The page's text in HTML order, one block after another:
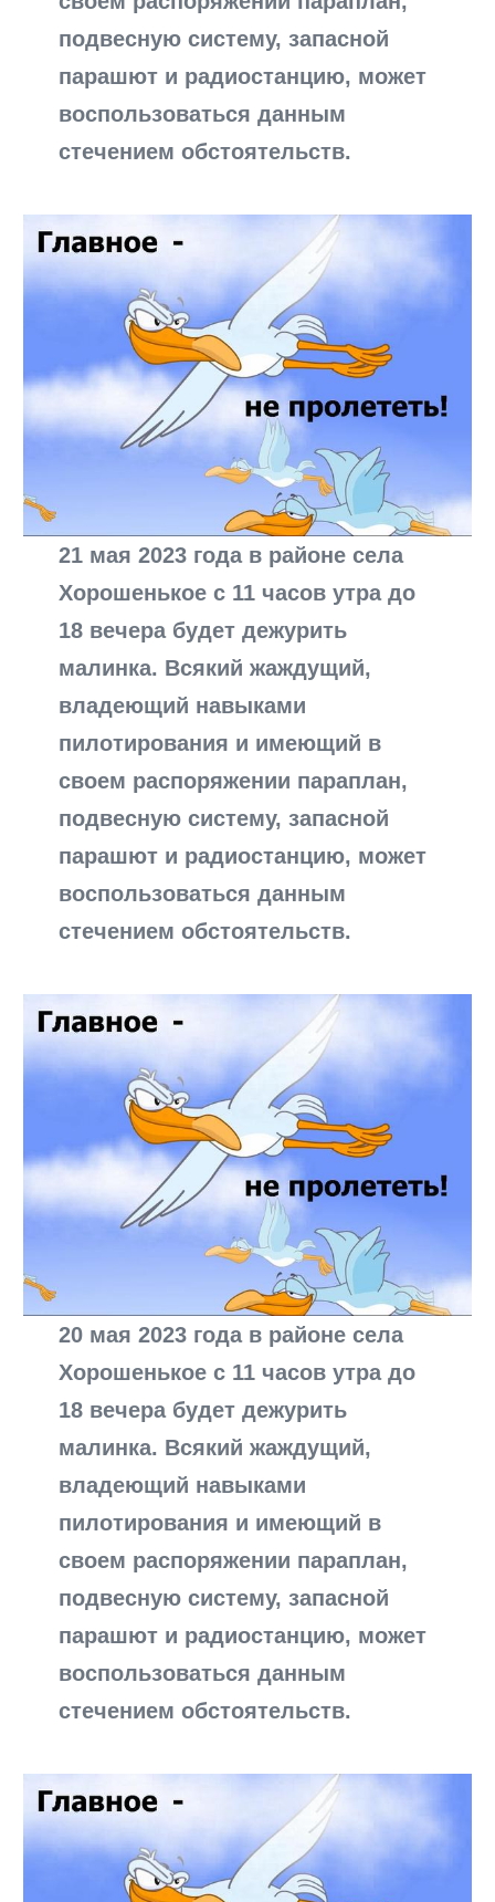
подвесную систему, запасной
парашют и радиостанцию, может
воспользоваться данным
стечением обстоятельств.
21 мая 2023 года в районе села
Хорошенькое с 11 часов утра до
18 вечера будет дежурить
малинка. Всякий жаждущий,
владеющий навыками
пилотирования и имеющий в
своем распоряжении параплан,
подвесную систему, запасной
парашют и радиостанцию, может
воспользоваться данным
стечением обстоятельств.
20 мая 2023 года в районе села
Хорошенькое с 11 часов утра до
18 вечера будет дежурить
малинка. Всякий жаждущий,
владеющий навыками
пилотирования и имеющий в
своем распоряжении параплан,
подвесную систему, запасной
парашют и радиостанцию, может
воспользоваться данным
стечением обстоятельств.